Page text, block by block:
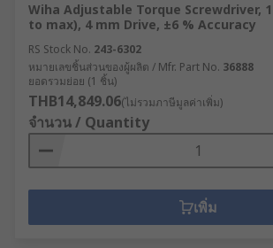
Wiha Adjustable Torque Screwdriver,
to max), 4 mm Drive, ±6 % Accuracy
RS Stock No. 243-6302
หมายเลขชิ้นส่วนของผู้ผลิต / Mfr. Part No. 36888
ยอดรวมย่อย (1 ชิ้น)
THB14,849.06(ไม่รวมภาษีมูลค่าเพิ่ม)
จำนวน / Quantity
เพิ่ม